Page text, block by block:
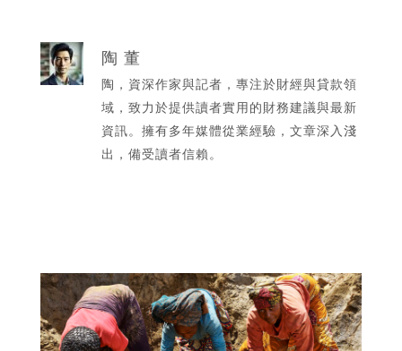
陶 董
陶，資深作家與記者，專注於財經與貸款領
域，致力於提供讀者實用的財務建議與最新
資訊。擁有多年媒體從業經驗，文章深入淺
出，備受讀者信賴。